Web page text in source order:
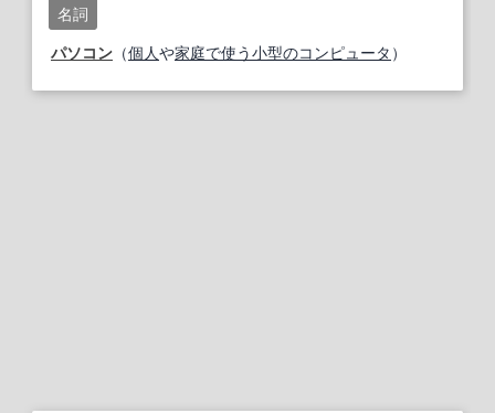
名詞
パソコン （個人や家庭で使う小型のコンピュータ ）